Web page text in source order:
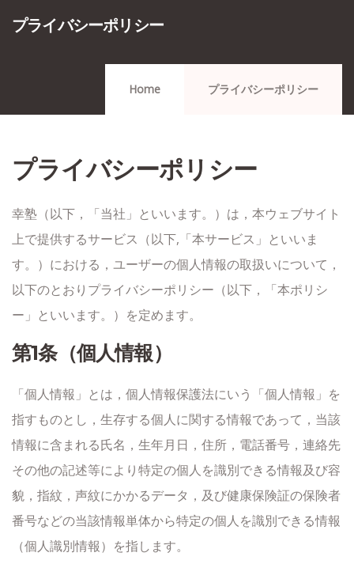
プライバシーポリシー
Home プライバシーポリシー
プライバシーポリシー
幸塾（以下，「当社」といいます。）は，本ウェブサイト
上で提供するサービス（以下,「本サービス」といいま
す。）における，ユーザーの個人情報の取扱いについて，
以下のとおりプライバシーポリシー（以下，「本ポリシ
ー」といいます。）を定めます。
第1条（個人情報）
「個人情報」とは，個人情報保護法にいう「個人情報」を
指すものとし，生存する個人に関する情報であって，当該
情報に含まれる氏名，生年月日，住所，電話番号，連絡先
その他の記述等により特定の個人を識別できる情報及び容
貌，指紋，声紋にかかるデータ，及び健康保険証の保険者
番号などの当該情報単体から特定の個人を識別できる情報
（個人識別情報）を指します。